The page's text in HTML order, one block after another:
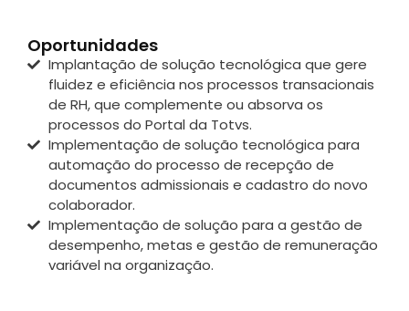
Oportunidades
Implantação de solução tecnológica que gere
fluidez e eficiência nos processos transacionais
de RH, que complemente ou absorva os
processos do Portal da Totvs.
Implementação de solução tecnológica para
automação do processo de recepção de
documentos admissionais e cadastro do novo
colaborador.
Implementação de solução para a gestão de
desempenho, metas e gestão de remuneração
variável na organização.